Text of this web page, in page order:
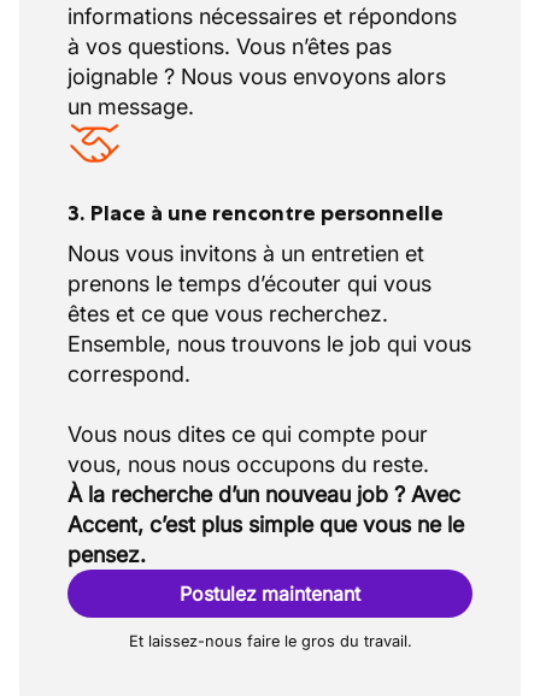
informations nécessaires et répondons
à vos questions. Vous n’êtes pas
joignable ? Nous vous envoyons alors
un message.
3. Place à une rencontre personnelle
Nous vous invitons à un entretien et
prenons le temps d’écouter qui vous
êtes et ce que vous recherchez.
Ensemble, nous trouvons le job qui vous
correspond.
Vous nous dites ce qui compte pour
À la recherche d’un nouveau job ? Avec
Accent, c’est plus simple que vous ne le
pensez.
Postulez maintenant
Et laissez-nous faire le gros du travail.